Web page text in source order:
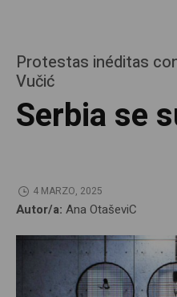
Protestas inéditas
Vučić
Serbia se
4 MARZO, 2025
Autor/a: Ana OtaševiC